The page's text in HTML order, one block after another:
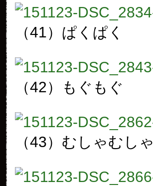
（41）ぱくぱく
（42）もぐもぐ
（43）むしゃむしゃ